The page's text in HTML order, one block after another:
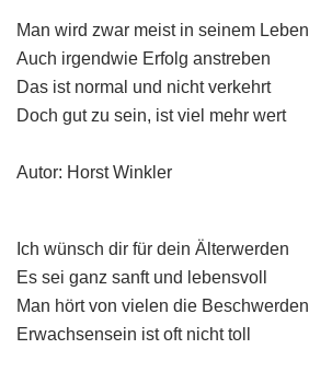
Man wird zwar meist in seinem Leben
Auch irgendwie Erfolg anstreben
Das ist normal und nicht verkehrt
Doch gut zu sein, ist viel mehr wert
Autor: Horst Winkler
Ich wünsch dir für dein Älterwerden
Es sei ganz sanft und lebensvoll
Man hört von vielen die Beschwerden
Erwachsensein ist oft nicht toll